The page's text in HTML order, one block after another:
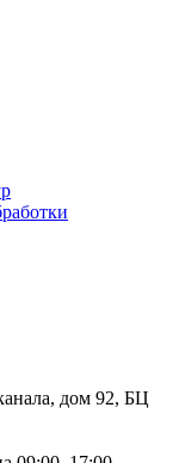
дом 92, БЦ